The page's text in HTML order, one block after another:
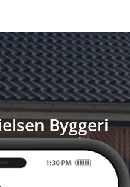
Byggeri
ApS på